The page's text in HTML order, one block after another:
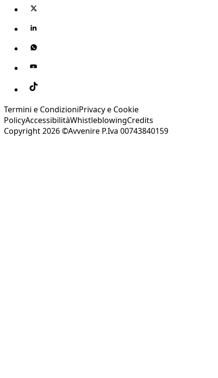
Termini e CondizioniPrivacy e Cookie
PolicyAccessibilitàWhistleblowingCredits
Copyright 2026 ©Avvenire P.Iva 00743840159